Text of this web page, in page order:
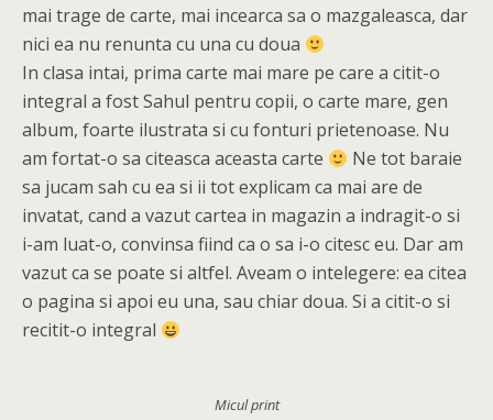
mai trage de carte, mai incearca sa o mazgaleasca, dar
nici ea nu renunta cu una cu doua
In clasa intai, prima carte mai mare pe care a citit-o
integral a fost Sahul pentru copii, o carte mare, gen
album, foarte ilustrata si cu fonturi prietenoase. Nu
am fortat-o sa citeasca aceasta carte
Ne tot baraie
sa jucam sah cu ea si ii tot explicam ca mai are de
invatat, cand a vazut cartea in magazin a indragit-o si
i-am luat-o, convinsa fiind ca o sa i-o citesc eu. Dar am
vazut ca se poate si altfel. Aveam o intelegere: ea citea
o pagina si apoi eu una, sau chiar doua. Si a citit-o si
recitit-o integral
Micul print